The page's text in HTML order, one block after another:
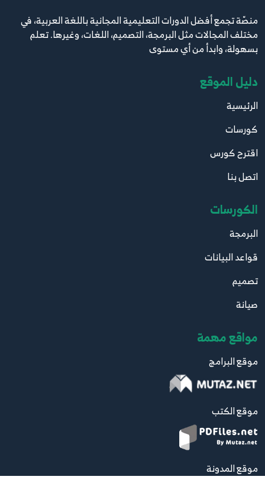
منصّة تجمع أفضل الدورات التعليمية المجانية باللغة العربية، في
مختلف المجالات مثل البرمجة، التصميم، اللغات، وغيرها. تعلم
بسهولة، وابدأ من أي مستوى
دليل الموقع
الرئيسية
كورسات
اقترح كورس
اتصل بنا
الكورسات
البرمجة
قواعد البيانات
تصميم
صيانة
مواقع مهمة
موقع البرامج
موقع الكتب
موقع المدونة